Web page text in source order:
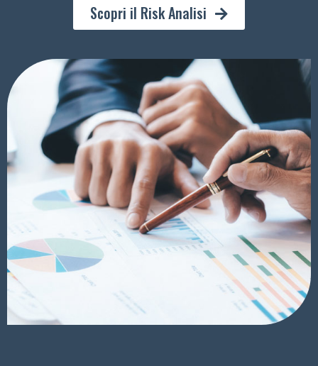
Scopri il Risk Analisi